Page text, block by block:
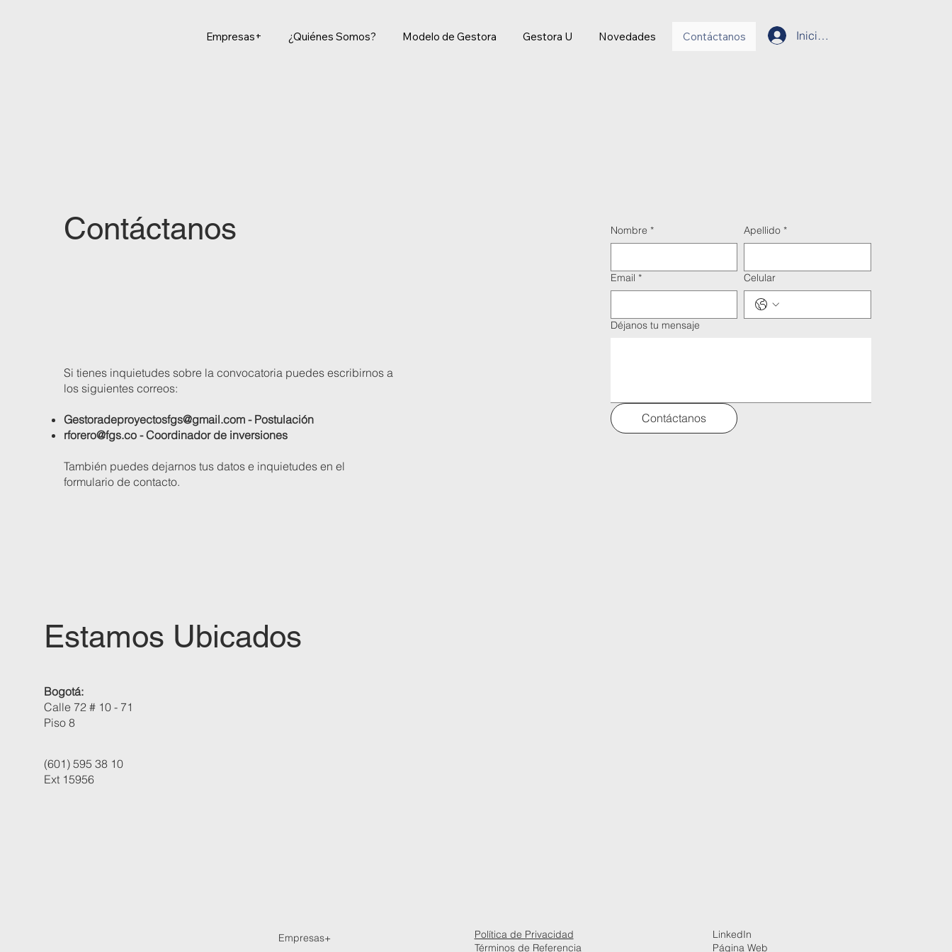
Inicia Sesión
Empresas+ ¿Quiénes Somos? Modelo de Gestora Gestora U Novedades Contáctanos
Contáctanos
Si tienes inquietudes sobre la convocatoria puedes escribirnos a
los siguientes correos:
Gestoradeproyectosfgs@gmail.com - Postulación
rforero@fgs.co - Coordinador de inversiones
También puedes dejarnos tus datos e inquietudes en el
formulario de contacto.
Nombre * Apellido *
Email * Celular
Déjanos tu mensaje
Contáctanos
(601) 595 38 10
Ext 15956
Bogotá:
Calle 72 # 10 - 71
Piso 8
Estamos Ubicados
Empresas+
Política de Privacidad
Términos de Referencia
LinkedIn
Página Web